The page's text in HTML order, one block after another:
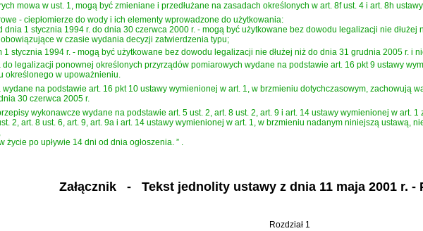
mowa w ust. 1, mogą być zmieniane i przedłużane na zasadach określonych w art. 8f ust. 4 i art. 8h
- ciepłomierze do wody i ich elementy wprowadzone do użytkowania:
dnia 1 stycznia 1994 r. do dnia 30 czerwca 2000 r. - mogą być użytkowane bez dowodu legalizacji nie
w czasie wydania decyzji zatwierdzenia typu;
1 stycznia 1994 r. - mogą być użytkowane bez dowodu legalizacji nie dłużej niż do dnia 31 grudnia 2005 r. i
legalizacji ponownej określonych przyrządów pomiarowych wydane na podstawie art. 16 pkt 9 ustawy
określonego w upoważnieniu.
na podstawie art. 16 pkt 10 ustawy wymienionej w art. 1, w brzmieniu dotychczasowym, zachowują
30 czerwca 2005 r.
wykonawcze wydane na podstawie art. 5 ust. 2, art. 8 ust. 2, art. 9 i art. 14 ustawy wymienionej w art.
2, art. 8 ust. 6, art. 9, art. 9a i art. 14 ustawy wymienionej w art. 1, w brzmieniu nadanym niniejszą ustawą,
życie po upływie 14 dni od dnia ogłoszenia. ”
Załącznik- Tekst jednolity ustawy z dnia 11 maja 2001 r. -
Rozdział 1